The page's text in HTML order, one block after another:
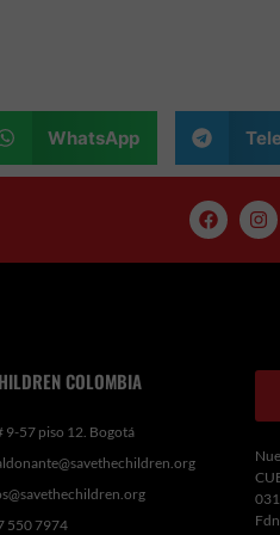
WhatsApp
F
a
e
I
n
t
COLOMBIA
9-57 piso 12. Bogotá
550 7974